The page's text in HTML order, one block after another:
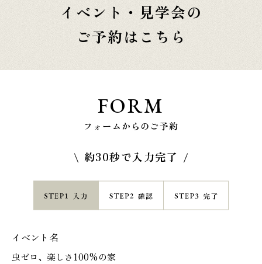
イベント・見学会の
ご予約はこちら
FORM
フォームからのご予約
約30秒で入力完了
イベント名
虫ゼロ、楽しさ100%の家